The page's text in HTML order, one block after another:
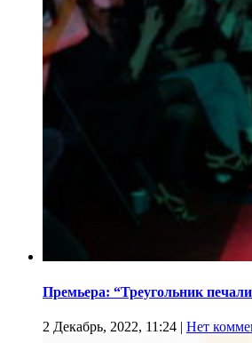
Премьера: “Треугольник
2 Декабрь, 2022, 11:24 | Нет